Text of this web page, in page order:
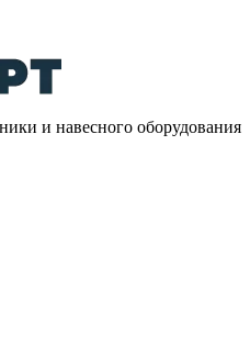
и навесного оборудования